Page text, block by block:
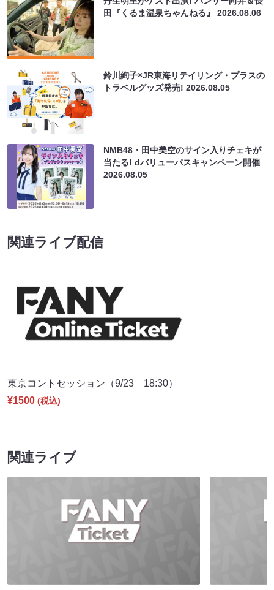
田『くるま温泉ちゃんねる』2026.08.06
鈴川絢子×JR東海リテイリング・プラスの
トラベルグッズ発売!2026.08.05
NMB48・田中美空のサイン入りチェキが
当たる! dバリューパスキャンペーン開催
2026.08.05
関連ライブ配信
東京コントセッション（9/23 18:30）
¥1500 (税込)
関連ライブ